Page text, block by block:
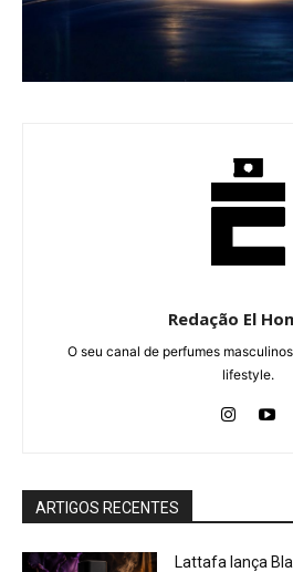
Redação El
O seu canal de perfumes
lifestyle.
ARTIGOS RECENTES
Lattafa lança